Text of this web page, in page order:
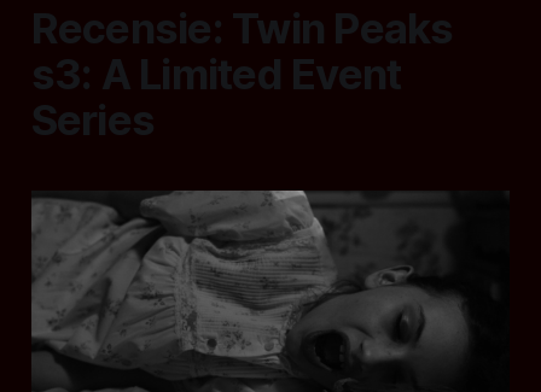
Recensie: Twin Peaks
s3: A Limited Event
Series